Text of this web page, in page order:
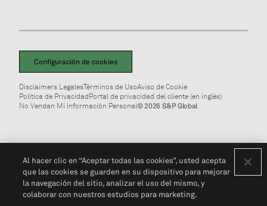
Configuración de cookies
Disclaimers LegalesTérminos de UsoAviso de Cookie
Política de PrivacidadPortal de privacidad del cliente (en inglés)
No Vendan Mi Información Personal© 2026 S&P Global
Al hacer clic en “Aceptar todas las cookies”, usted acepta
que las cookies se guarden en su dispositivo para mejorar
la navegación del sitio, analizar el uso del mismo, y
colaborar con nuestros estudios para marketing.